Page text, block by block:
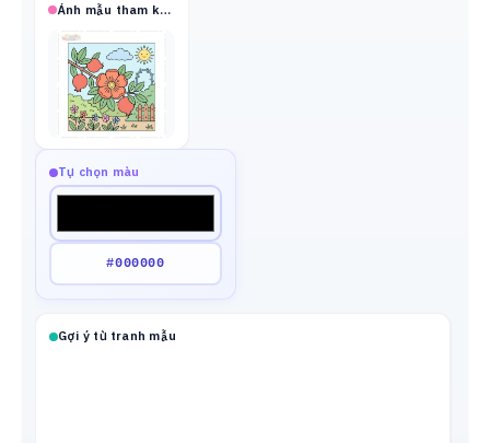
Ảnh mẫu tham khảo
Tự chọn màu
Gợi ý từ tranh mẫu